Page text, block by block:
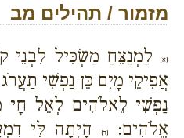
מזמור / תהילים מב
{א} לַמְנַצֵּחַ מַשְׂכִּיל לִבְנֵי
אֲפִיקֵי מָיִם כֵּן נַפְשִׁי
נַפְשִׁי לֵאלֹהִים לְאֵל חָי
אֱלֹהִים:{ד}
הָיְתָה לִּי